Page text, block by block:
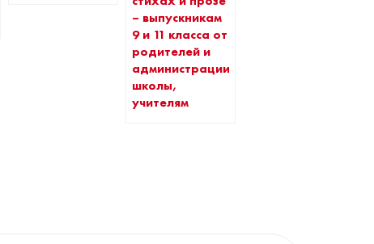
– выпускникам
9 и 11 класса от
родителей и
администрации
школы,
учителям